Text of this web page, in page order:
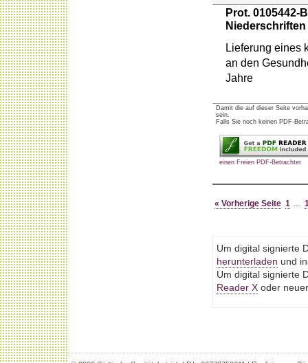
Damit die auf dieser Seite
sein.
Falls Sie noch keinen PDF-
einen Freien PDF-Betrachter
Prot. 0105442-
Niederschriften
Lieferung eines
an den
Jahre
« Vorherige Seite 1
Um digital signierte
herunterladen und
Um digital signierte
Reader X oder